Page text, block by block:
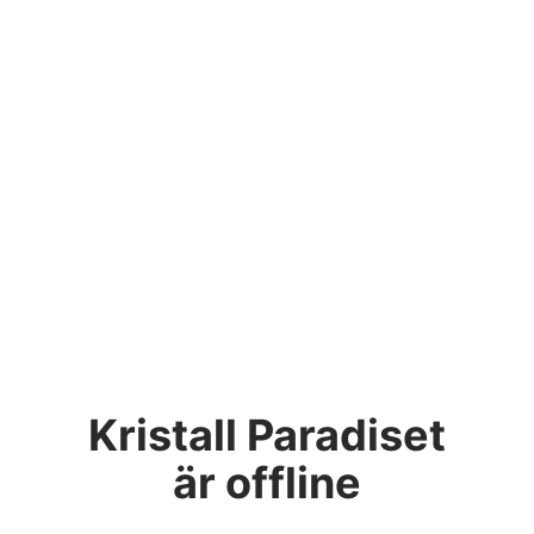
Kristall Paradiset
är offline